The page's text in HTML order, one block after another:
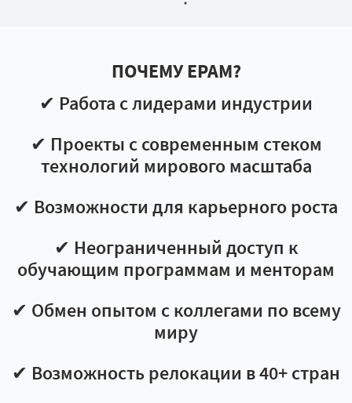
ПОЧЕМУ EPAM?
✔ Работа с лидерами индустрии
✔ Проекты с современным стеком
технологий мирового масштаба
✔ Возможности для карьерного роста
✔ Неограниченный доступ к
обучающим программам и менторам
✔ Обмен опытом с коллегами по всему
миру
✔ Возможность релокации в 40+ стран